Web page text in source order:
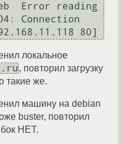
Error reading
Connection
локальное
, повторил загрузку
такие же.
машину на debian
buster, повторил
НЕТ.